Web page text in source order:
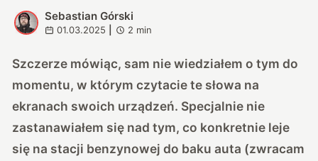
S
Sebastian Górski
01.03.2025 2 min
Szczerze mówiąc, sam nie wiedziałem o tym do
momentu, w którym czytacie te słowa na
ekranach swoich urządzeń. Specjalnie nie
zastanawiałem się nad tym, co konkretnie leje
się na stacji benzynowej do baku auta (zwracam